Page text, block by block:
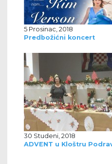
5 Prosinac, 2018
Predbožićni koncert
30 Studeni, 2018
ADVENT u Kloštru